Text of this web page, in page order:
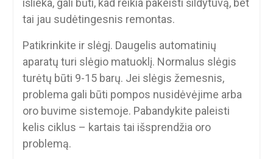
išlieka, gali būti, kad reikia pakeisti šildytuvą, bet
tai jau sudėtingesnis remontas.
Patikrinkite ir slėgį. Daugelis automatinių
aparatų turi slėgio matuoklį. Normalus slėgis
turėtų būti 9-15 barų. Jei slėgis žemesnis,
problema gali būti pompos nusidėvėjime arba
oro buvime sistemoje. Pabandykite paleisti
kelis ciklus – kartais tai išsprendžia oro
problemą.